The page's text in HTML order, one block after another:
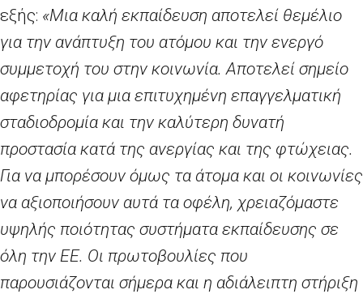
εξής: «Μια καλή εκπαίδευση αποτελεί θεμέλιο
για την ανάπτυξη του ατόμου και την ενεργό
συμμετοχή του στην κοινωνία. Αποτελεί σημείο
αφετηρίας για μια επιτυχημένη επαγγελματική
σταδιοδρομία και την καλύτερη δυνατή
προστασία κατά της ανεργίας και της φτώχειας.
Για να μπορέσουν όμως τα άτομα και οι κοινωνίες
να αξιοποιήσουν αυτά τα οφέλη, χρειαζόμαστε
υψηλής ποιότητας συστήματα εκπαίδευσης σε
όλη την ΕΕ. Οι πρωτοβουλίες που
παρουσιάζονται σήμερα και η αδιάλειπτη στήριξη